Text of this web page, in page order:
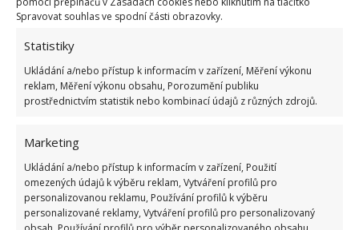
Spravovat souhlas ve spodní části obrazovky.
Statistiky
Ukládání a/nebo přístup k informacím v zařízení, Měření výkonu
reklam, Měření výkonu obsahu, Porozumění publiku
prostřednictvím statistik nebo kombinací údajů z různých zdrojů.
Marketing
Ukládání a/nebo přístup k informacím v zařízení, Použití
omezených údajů k výběru reklam, Vytváření profilů pro
personalizovanou reklamu, Používání profilů k výběru
personalizované reklamy, Vytváření profilů pro personalizovaný
postupovat šikovně. Pomůže i marinování a
krájení na tenčí plátky
Igelitový sáček je možné kompletně uzavřít a
ochránit potraviny. Poslouží toaletní papír a
1 2 … 6 »